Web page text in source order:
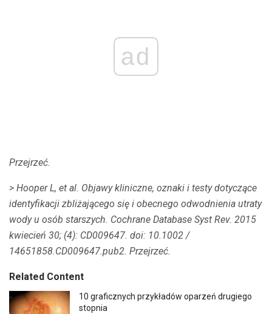
ad
Przejrzeć.
> Hooper L, et al. Objawy kliniczne, oznaki i testy dotyczące
identyfikacji zbliżającego się i obecnego odwodnienia utraty
wody u osób starszych. Cochrane Database Syst Rev. 2015
kwiecień 30; (4): CD009647. doi: 10.1002 /
14651858.CD009647.pub2. Przejrzeć.
Related Content
10 graficznych przykładów oparzeń drugiego
stopnia